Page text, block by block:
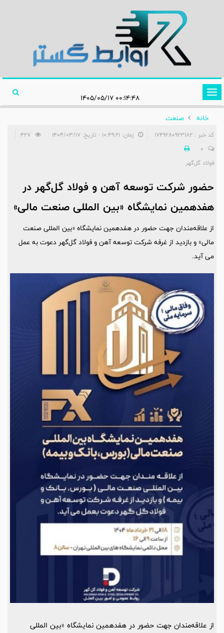
تغییر
وضعیت
ناوبری
۰۰:۱۴:۴۸ ۱۴۰۵/۰۵/۱۷
خانه
صنعت
کد خبر : 1749280923182 زمان: ۱۰:۴۹:۲۱ - تاریخ: ۱۴۰۴/۰۳/۱۷
0
فولاد گل‌گهر
حضور شرکت توسعه آهن و فولاد گل‌گهر در
هفدهمین نمایشگاه «بین المللی صنعت مالی»
از علاقه‌مندان جهت حضور در هفدهمین نمایشگاه «بین المللی صنعت
مالی» و بازدید از غرفه شرکت توسعه آهن و فولاد گل‌گهر دعوت به عمل
می آید.
از علاقه‌مندان جهت حضور در هفدهمین نمایشگاه «بین المللی